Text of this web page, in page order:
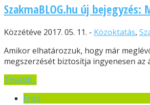
SzakmaBLOG.hu új
Közzétéve 2017. 05. 11. - Közoktatás,
Amikor elhatározzuk, hogy már
megszerzését biztosítja ingyenesen
Tovább...
Friss